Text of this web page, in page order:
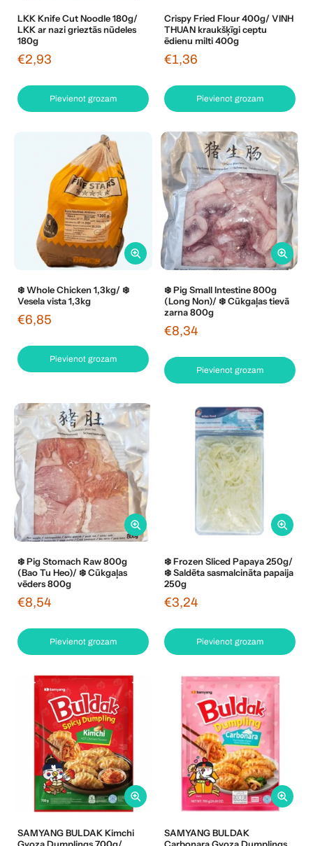
LKK Knife Cut Noodle 180g/
LKK ar nazi grieztās nūdeles
180g
€2,93
Pievienot grozam
Crispy Fried Flour 400g/ VINH
THUAN kraukšķīgi ceptu
ēdienu milti 400g
€1,36
Pievienot grozam
❄️ Whole Chicken 1,3kg/ ❄️
Vesela vista 1,3kg
€6,85
Pievienot grozam
❄️ Pig Small Intestine 800g
(Long Non)/ ❄️ Cūkgaļas tievā
zarna 800g
€8,34
Pievienot grozam
❄️ Pig Stomach Raw 800g
(Bao Tu Heo)/ ❄️ Cūkgaļas
vēders 800g
€8,54
Pievienot grozam
❄️ Frozen Sliced Papaya 250g/
❄️ Saldēta sasmalcināta papaija
250g
€3,24
Pievienot grozam
SAMYANG BULDAK Kimchi
Gyoza Dumplings 700g/
SAMYANG BULDAK
Carbonara Gyoza Dumplings